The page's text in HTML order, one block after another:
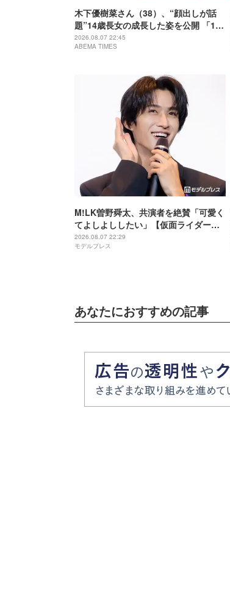
木下優樹菜さん（38）、“顔出しが話
題”14歳長女の成長した姿を公開 「14
歳とは思えぬオトナっぽさ」「優樹菜
ちゃんにそっくりすぎる」など反響
2026.08.07 22:45
ABEMA TIMES
M!LK曽野舜太、共演者を絶賛「可愛く
てよしよししたい」【仮面ライダーゼ
ッツ さよならのミッション】
2026.08.07 22:29
モデルプレス
あなたにおすすめの記事